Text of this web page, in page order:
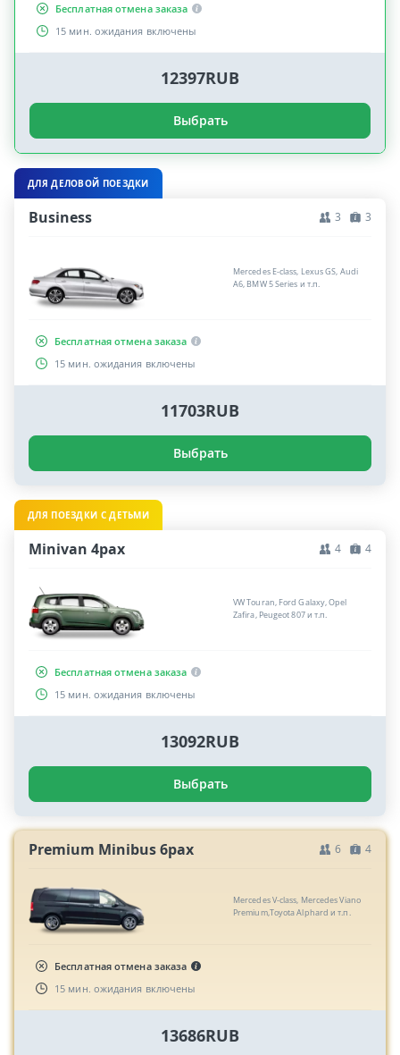
Бесплатная отмена заказа
15 мин. ожидания включены
12397RUB
Выбрать
ДЛЯ ДЕЛОВОЙ ПОЕЗДКИ
Business 3 3
Mercedes E-class, Lexus GS, Audi
A6, BMW 5 Series и т.п.
Бесплатная отмена заказа
15 мин. ожидания включены
11703RUB
Выбрать
ДЛЯ ПОЕЗДКИ С ДЕТЬМИ
Minivan 4pax 4 4
VW Touran, Ford Galaxy, Opel
Zafira, Peugeot 807 и т.п.
Бесплатная отмена заказа
15 мин. ожидания включены
13092RUB
Выбрать
Premium Minibus 6pax 6 4
Mercedes V-class, Mercedes Viano
Premium,Toyota Alphard и т.п.
Бесплатная отмена заказа
15 мин. ожидания включены
13686RUB